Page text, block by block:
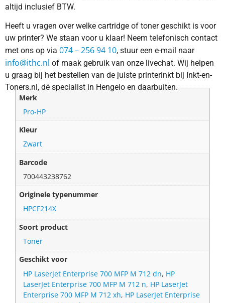
altijd inclusief BTW.
Heeft u vragen over welke cartridge of toner geschikt is voor
uw printer? We staan voor u klaar! Neem telefonisch contact
met ons op via 074 – 256 94 10, stuur een e-mail naar
info@ithc.nl of maak gebruik van onze livechat. Wij helpen
u graag bij het bestellen van de juiste printerinkt bij Inkt-en-
Toners.nl, dé specialist in Hengelo en daarbuiten.
Merk
Pro-HP
Kleur
Zwart
Barcode
700443238762
Originele typenummer
HPCF214X
Soort product
Toner
Geschikt voor
HP LaserJet Enterprise 700 MFP M 712 dn, HP
LaserJet Enterprise 700 MFP M 712 n, HP LaserJet
Enterprise 700 MFP M 712 xh, HP LaserJet Enterprise